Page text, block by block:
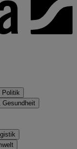
Politik
Gesundheit